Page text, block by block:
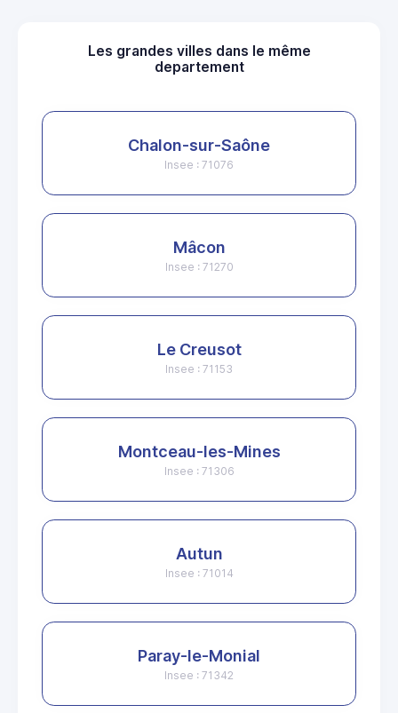
Les grandes villes dans le même
departement
Chalon-sur-Saône
Insee : 71076
Mâcon
Insee : 71270
Le Creusot
Insee : 71153
Montceau-les-Mines
Insee : 71306
Autun
Insee : 71014
Paray-le-Monial
Insee : 71342